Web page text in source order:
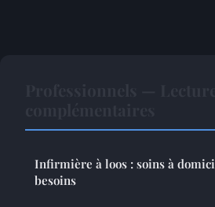
Infirmière à loos : soins à
besoins